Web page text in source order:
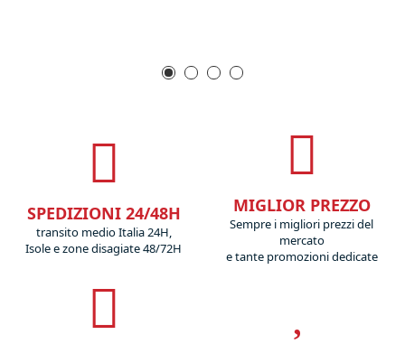
SPEDIZIONI 24/48H
transito medio Italia 24H,
Isole e zone disagiate 48/72H
MIGLIOR PREZZO
Sempre i migliori prezzi del
mercato
e tante promozioni dedicate